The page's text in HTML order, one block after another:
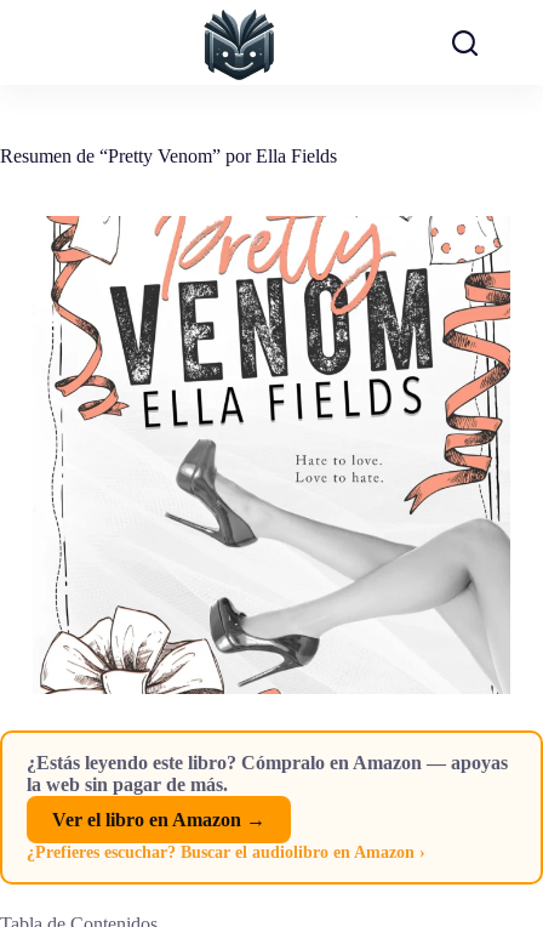
Resumen de “Pretty Venom” por Ella Fields
¿Estás leyendo este libro? Cómpralo en Amazon — apoyas
la web sin pagar de más.
Ver el libro en Amazon →
¿Prefieres escuchar? Buscar el audiolibro en Amazon ›